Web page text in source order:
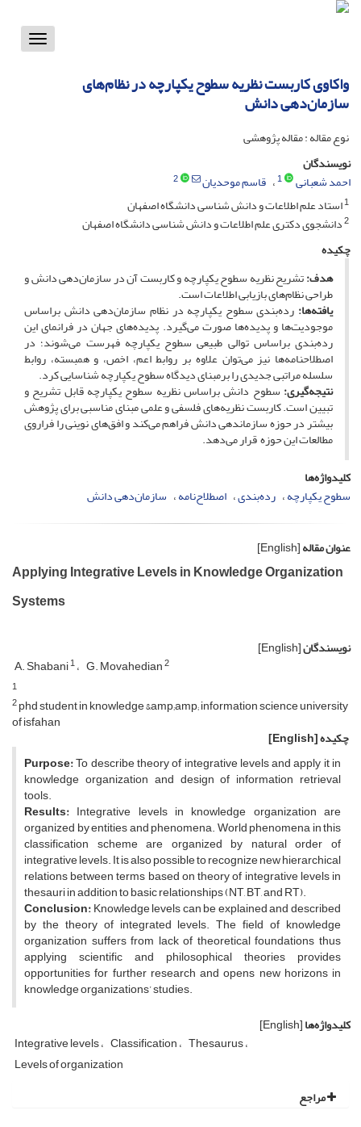
Toggle
واکاوی کاربست نظریه سطوح یکپارچه در نظام‌های
سازمان‌دهی دانش
نوع مقاله : مقاله پژوهشی
نویسندگان
احمد شعبانی
1 قاسم موحدیان
2
1استاد علم اطلاعات و دانش شناسی دانشگاه اصفهان
2دانشجوی دکتری علم اطلاعات و دانش شناسی دانشگاه اصفهان
چکیده
هدف:تشریح نظریه سطوح یکپارچه و کاربست آن در سازمان‌دهی دانش و
طراحی نظام‌های بازیابی اطلاعات است.
یافته‌ها: رده‌بندی سطوح یکپارچه در نظام سازمان‌دهی دانش براساس
موجودیت‌ها و پدیده‌ها صورت می‌گیرد. پدیده‌های جهان در فرانمای این
رده‌بندی براساس توالی طبیعی سطوح یکپارچه فهرست می‌شوند؛ در
اصطلاحنامه‌ها نیز می‌توان علاوه بر روابط اعم، اخص، و همبسته، روابط
سلسله مراتبی جدیدی را برمبنای دیدگاه سطوح یکپارچه شناسایی کرد.
نتیجه‌گیری: سطوح دانش براساس نظریه سطوح یکپارچه قابل تشریح و
تبیین است. کاربست نظریه‌های فلسفی و علمی مبنای مناسبی برای پژوهش
بیشتر در حوزه سازمان­دهی دانش فراهم می‌کند و افق‌های نوینی را فراروی
مطالعات این حوزه قرار می‌دهد.
کلیدواژه‌ها
سطوح یکپارچه رده‌بندی اصطلاح‌نامه سازمان‌دهی دانش
عنوان مقاله[English]
Applying Integrative Levels in Knowledge Organization
Systems
نویسندگان[English]
A. Shabani1 G. Movahedian2
1
2phd student in knowledge &amp;amp; information science university
of isfahan
چکیده[English]
Purpose:To describe theory of integrative levels and apply it in
knowledge organization and design of information retrieval
tools.
Results: Integrative levels in knowledge organization are
organized by entities and phenomena. World phenomena in this
classification scheme are organized by natural order of
integrative levels. It is also possible to recognize new hierarchical
relations between terms based on theory of integrative levels in
thesauri in addition to basic relationships (NT, BT, and RT).
Conclusion:Knowledge levels can be explained and described
by the theory of integrated levels. The field of knowledge
organization suffers from lack of theoretical foundations thus
applying scientific and philosophical theories provides
opportunities for further research and opens new horizons in
knowledge organizations’ studies.
کلیدواژه‌ها[English]
Integrative levels Classification Thesaurus
Levels of organization
مراجع